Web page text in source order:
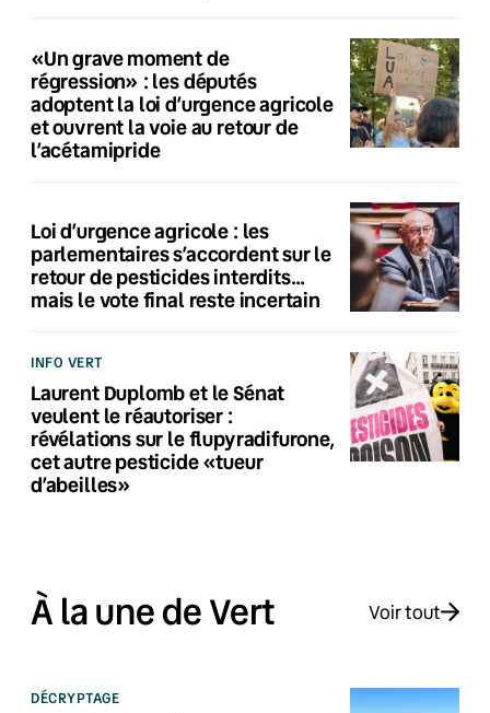
«Un grave moment de
régression» : les députés
adoptent la loi d’urgence agricole
et ouvrent la voie au retour de
l’acétamipride
Loi d’urgence agricole : les
parlementaires s’accordent sur le
retour de pesticides interdits…
mais le vote final reste incertain
INFO VERT
Laurent Duplomb et le Sénat
veulent le réautoriser :
révélations sur le flupyradifurone,
cet autre pesticide «tueur
d’abeilles»
À la une de Vert Voir tout
DÉCRYPTAGE